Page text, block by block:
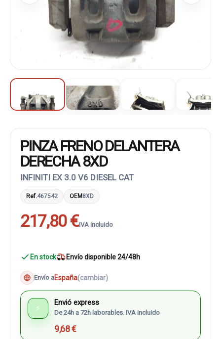
PINZA FRENO DELANTERA
DERECHA 8XD
INFINITI EX 3.0 V6 DIESEL CAT
Ref.467542 OEM8XD
217,80 €IVA incluido
En stock Envío disponible 24/48h
Envío aEspaña(cambiar)
⚡
Envió express
De 24h a 72h laborables. IVA incluido
9,68 €